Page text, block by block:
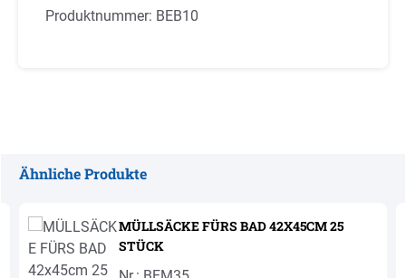
Produktnummer: BEB10
Ähnliche Produkte
MÜLLSÄCKE FÜRS BAD 42X45CM 25
STÜCK